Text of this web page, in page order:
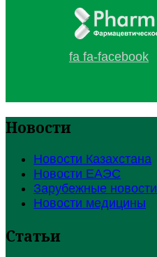
fa fa-facebook
Новости
Новости Казахстана
Новости ЕАЭС
Зарубежные новости
Новости медицины
Статьи